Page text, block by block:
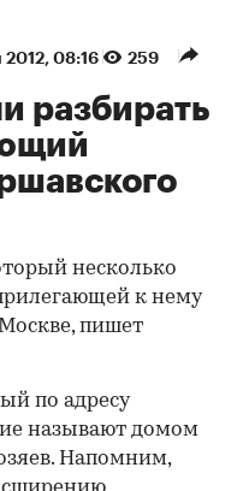
2012, 08:16 259
разбирать
несколько
к нему
пишет
по адресу
называют домом
Напомним,